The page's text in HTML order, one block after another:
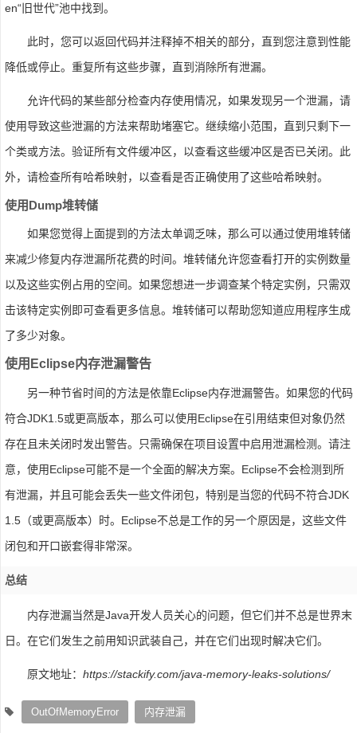
en“旧世代”池中找到。
此时，您可以返回代码并注释掉不相关的部分，直到您注意到性能
降低或停止。重复所有这些步骤，直到消除所有泄漏。
允许代码的某些部分检查内存使用情况，如果发现另一个泄漏，请
使用导致这些泄漏的方法来帮助堵塞它。继续缩小范围，直到只剩下一
个类或方法。验证所有文件缓冲区，以查看这些缓冲区是否已关闭。此
外，请检查所有哈希映射，以查看是否正确使用了这些哈希映射。
使用dump堆转储
如果您觉得上面提到的方法太单调乏味，那么可以通过使用堆转储
来减少修复内存泄漏所花费的时间。堆转储允许您查看打开的实例数量
以及这些实例占用的空间。如果您想进一步调查某个特定实例，只需双
击该特定实例即可查看更多信息。堆转储可以帮助您知道应用程序生成
了多少对象。
使用Eclipse内存泄漏警告
另一种节省时间的方法是依靠Eclipse内存泄漏警告。如果您的代码
符合JDK1.5或更高版本，那么可以使用Eclipse在引用结束但对象仍然
存在且未关闭时发出警告。只需确保在项目设置中启用泄漏检测。请注
意，使用Eclipse可能不是一个全面的解决方案。Eclipse不会检测到所
有泄漏，并且可能会丢失一些文件闭包，特别是当您的代码不符合JDK
1.5（或更高版本）时。Eclipse不总是工作的另一个原因是，这些文件
闭包和开口嵌套得非常深。
总结
内存泄漏当然是Java开发人员关心的问题，但它们并不总是世界末
日。在它们发生之前用知识武装自己，并在它们出现时解决它们。
原文地址： https://stackify.com/java-memory-leaks-solutions/
OutOfMemoryError 内存泄漏